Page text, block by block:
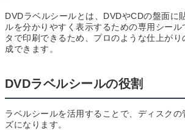
DVDラベルシールとは、DVDやCDの盤面に
ルを分かりやすく表示するための専用シー
タで印刷できるため、プロのような仕上が
成できます。
DVDラベルシールの役割
ラベルシールを活用することで、ディスクの
ズになります。